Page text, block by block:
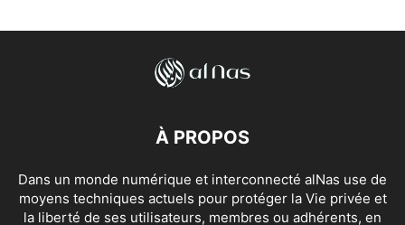
À PROPOS
Dans un monde numérique et interconnecté alNas use de
moyens techniques actuels pour protéger la Vie privée et
la liberté de ses utilisateurs, membres ou adhérents, en